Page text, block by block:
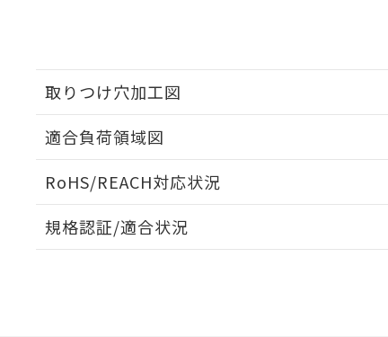
取りつけ穴加工図
適合負荷領域図
RoHS/REACH対応状況
EU RoHS 注意事項・凡例
規格認証/適合状況